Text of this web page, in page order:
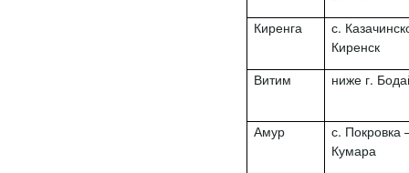
Киренга
с.
Киренск
Витим
ниже г.
Амур
с. Покровка
Кумара